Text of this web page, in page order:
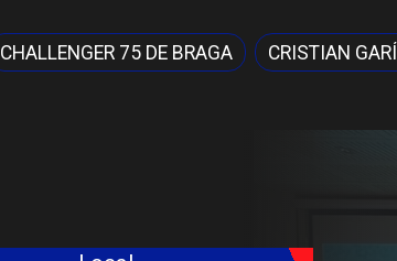
CHALLENGER 75 DE BRAGA CRISTIAN